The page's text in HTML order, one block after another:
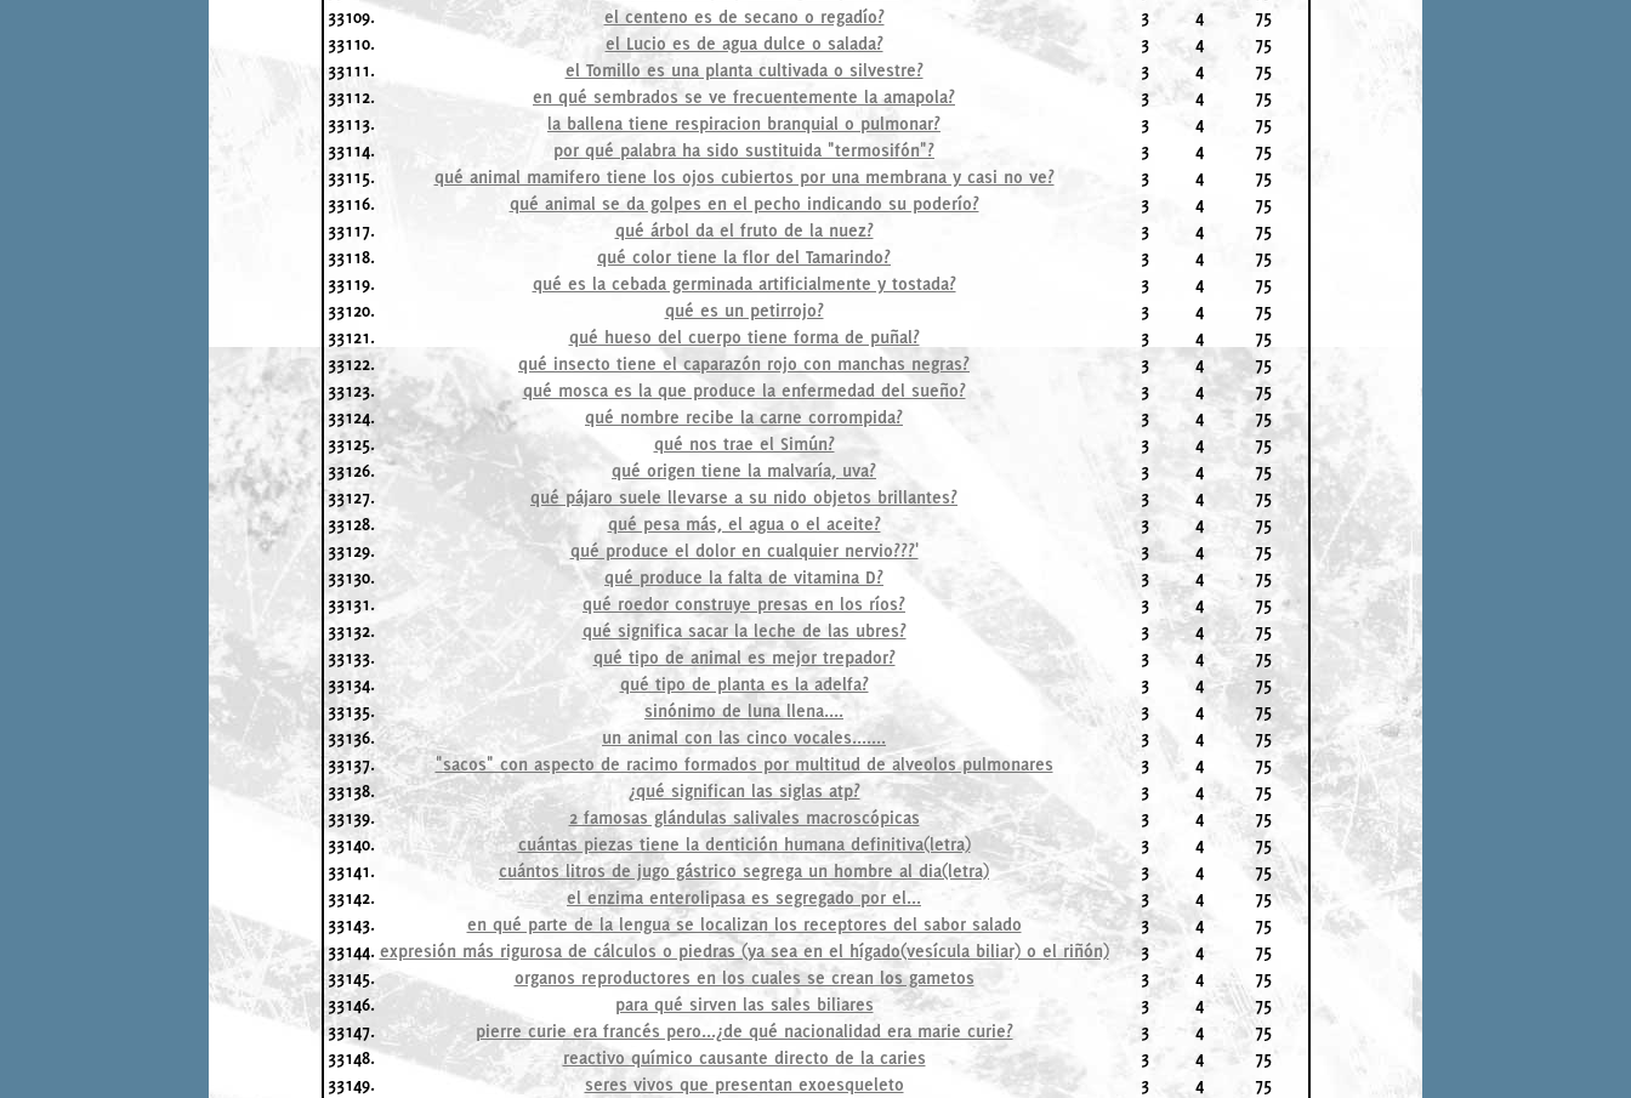
33109.
el centeno es de secano o regadío? 3 4
75
33110.
el Lucio es de agua dulce o salada? 3 4
75
33111.
el Tomillo es una planta cultivada o silvestre? 3 4
75
33112.
en qué sembrados se ve frecuentemente la amapola? 3 4
75
33113.
la ballena tiene respiracion branquial o pulmonar? 3 4
75
33114.
por qué palabra ha sido sustituida "termosifón"? 3 4
75
33115.
qué animal mamifero tiene los ojos cubiertos por una membrana y casi no ve? 3 4
75
33116.
qué animal se da golpes en el pecho indicando su poderío? 3 4
75
33117.
qué árbol da el fruto de la nuez? 3 4
75
33118.
qué color tiene la flor del Tamarindo? 3 4
75
33119.
qué es la cebada germinada artificialmente y tostada? 3 4
75
33120.
qué es un petirrojo? 3 4
75
33121.
qué hueso del cuerpo tiene forma de puñal? 3 4
75
33122.
qué insecto tiene el caparazón rojo con manchas negras? 3 4
75
33123.
qué mosca es la que produce la enfermedad del sueño? 3 4
75
33124.
qué nombre recibe la carne corrompida? 3 4
75
33125.
qué nos trae el Simún? 3 4
75
33126.
qué origen tiene la malvaría, uva? 3 4
75
33127.
qué pájaro suele llevarse a su nido objetos brillantes? 3 4
75
33128.
qué pesa más, el agua o el aceite? 3 4
75
33129.
qué produce el dolor en cualquier nervio???' 3 4
75
33130.
qué produce la falta de vitamina D? 3 4
75
33131.
qué roedor construye presas en los ríos? 3 4
75
33132.
qué significa sacar la leche de las ubres? 3 4
75
33133.
qué tipo de animal es mejor trepador? 3 4
75
33134.
qué tipo de planta es la adelfa? 3 4
75
33135.
sinónimo de luna llena.... 3 4
75
33136.
un animal con las cinco vocales....... 3 4
75
33137.
"sacos" con aspecto de racimo formados por multitud de alveolos pulmonares 3 4
75
33138.
¿qué significan las siglas atp? 3 4
75
33139.
2 famosas glándulas salivales macroscópicas 3 4
75
33140.
cuántas piezas tiene la dentición humana definitiva(letra) 3 4
75
33141.
cuántos litros de jugo gástrico segrega un hombre al dia(letra) 3 4
75
33142.
el enzima enterolipasa es segregado por el... 3 4
75
33143.
en qué parte de la lengua se localizan los receptores del sabor salado 3 4
75
33144. expresión más rigurosa de cálculos o piedras (ya sea en el hígado(vesícula biliar) o el riñón) 3 4
75
33145.
organos reproductores en los cuales se crean los gametos 3 4
75
33146.
para qué sirven las sales biliares 3 4
75
33147.
pierre curie era francés pero...¿de qué nacionalidad era marie curie? 3 4
75
33148.
reactivo químico causante directo de la caries 3 4
75
33149.
seres vivos que presentan exoesqueleto 3 4
75